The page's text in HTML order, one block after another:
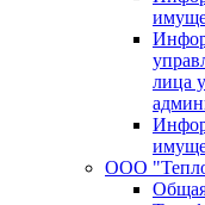
лица
ООО